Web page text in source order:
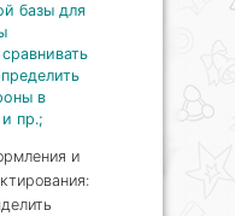
базы для
в
пр.;
и